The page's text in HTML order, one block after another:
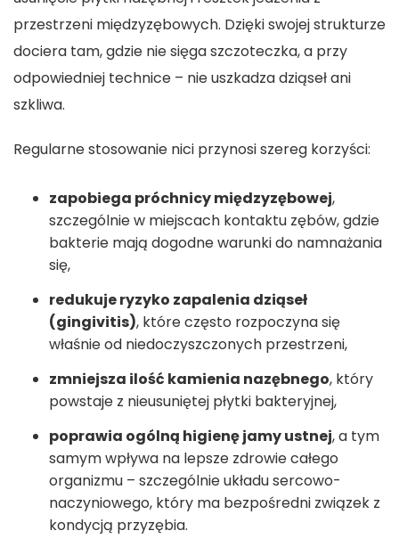
przestrzeni międzyzębowych. Dzięki swojej strukturze
dociera tam, gdzie nie sięga szczoteczka, a przy
odpowiedniej technice – nie uszkadza dziąseł ani
szkliwa.
Regularne stosowanie nici przynosi szereg korzyści:
zapobiega próchnicy międzyzębowej,
szczególnie w miejscach kontaktu zębów, gdzie
bakterie mają dogodne warunki do namnażania
się,
redukuje ryzyko zapalenia dziąseł
(gingivitis), które często rozpoczyna się
właśnie od niedoczyszczonych przestrzeni,
zmniejsza ilość kamienia nazębnego, który
powstaje z nieusuniętej płytki bakteryjnej,
poprawia ogólną higienę jamy ustnej, a tym
samym wpływa na lepsze zdrowie całego
organizmu – szczególnie układu sercowo-
naczyniowego, który ma bezpośredni związek z
kondycją przyzębia.